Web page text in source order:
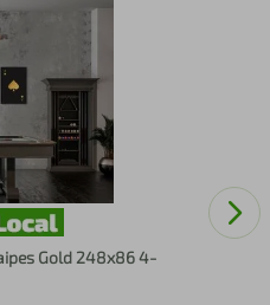
Gold 248x86 4-